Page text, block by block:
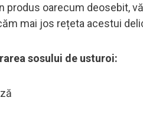
produs oarecum deosebit,
mai jos rețeta acestui
sosului de usturoi: